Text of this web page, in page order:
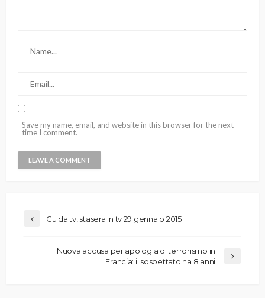
Save my name, email, and website in this browser for the next
time I comment.
Guida tv, stasera in tv 29 gennaio 2015
Nuova accusa per apologia di terrorismo in
Francia: il sospettato ha 8 anni